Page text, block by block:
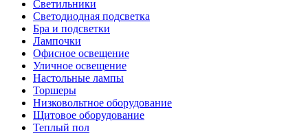
Светильники
Светодиодная подсветка
Бра и подсветки
Лампочки
Офисное освещение
Уличное освещение
Настольные лампы
Торшеры
Низковольтное оборудование
Щитовое оборудование
Теплый пол